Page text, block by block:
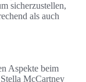
sicherzustellen,
als auch
Aspekte beim
McCartney